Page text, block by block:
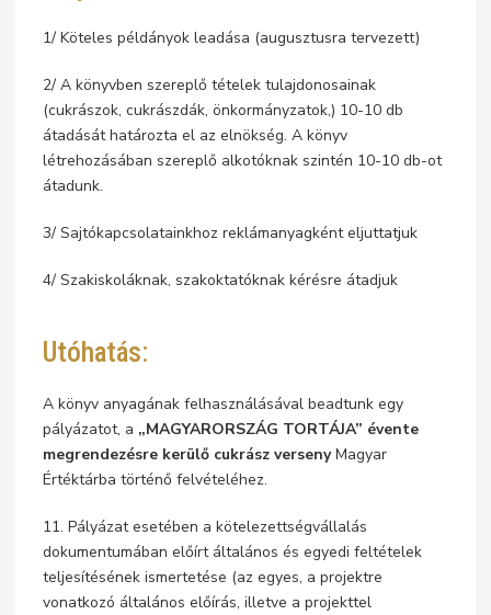
1/ Köteles példányok leadása (augusztusra tervezett)
2/ A könyvben szereplő tételek tulajdonosainak
(cukrászok, cukrászdák, önkormányzatok,) 10-10 db
átadását határozta el az elnökség. A könyv
létrehozásában szereplő alkotóknak szintén 10-10 db-ot
átadunk.
3/ Sajtókapcsolatainkhoz reklámanyagként eljuttatjuk
4/ Szakiskoláknak, szakoktatóknak kérésre átadjuk
Utóhatás:
A könyv anyagának felhasználásával beadtunk egy
pályázatot, a „MAGYARORSZÁG TORTÁJA” évente
megrendezésre kerülő cukrász versenyMagyar
Értéktárba történő felvételéhez.
11. Pályázat esetében a kötelezettségvállalás
dokumentumában előírt általános és egyedi feltételek
teljesítésének ismertetése (az egyes, a projektre
vonatkozó általános előírás, illetve a projekttel